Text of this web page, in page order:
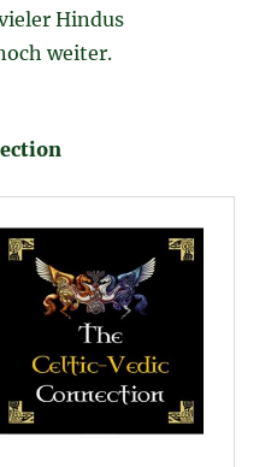
Hindus
weiter.